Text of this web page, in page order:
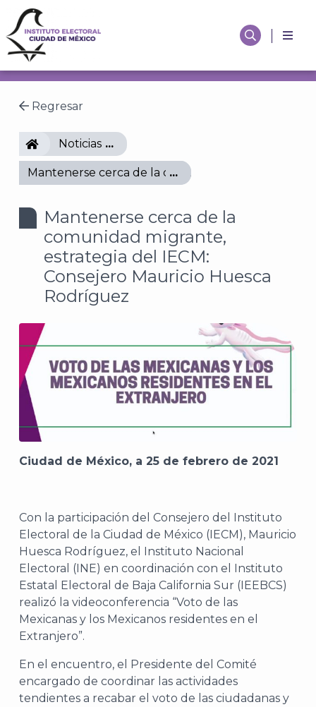
Regresar
IECMNoticias
Mantenerse cerca de la comunidad migrante,
Mantenerse cerca de la
comunidad migrante,
estrategia del IECM:
Consejero Mauricio Huesca
Rodríguez
Ciudad de México, a 25 de febrero de 2021
Con la participación del Consejero del Instituto
Electoral de la Ciudad de México (IECM), Mauricio
Huesca Rodríguez, el Instituto Nacional
Electoral (INE) en coordinación con el Instituto
Estatal Electoral de Baja California Sur (IEEBCS)
realizó la videoconferencia “Voto de las
Mexicanas y los Mexicanos residentes en el
Extranjero”.
En el encuentro, el Presidente del Comité
encargado de coordinar las actividades
tendientes a recabar el voto de las ciudadanas y